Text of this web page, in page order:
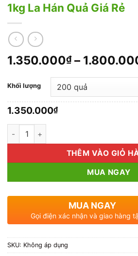
1kg La Hán Quả Giá Rẻ
1.350.000₫ –
Khối lượng
1.350.000₫
1kg La Hán Quả Giá Rẻ số lượng
THÊM VÀO GIỎ
MUA NGAY
MUA NGAY
Gọi điện xác nhận và giao hàng
SKU: Không áp dụng